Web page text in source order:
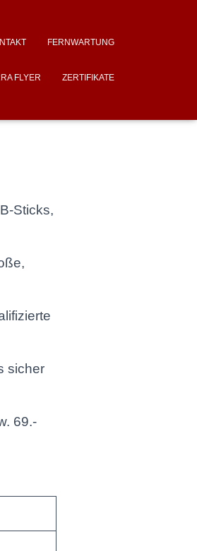
FERNWARTUNG
FLYER ZERTIFIKATE
Sticks,
sicher
69.-